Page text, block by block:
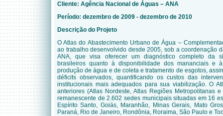
Cliente: Agência Nacional de Águas – ANA
Período: dezembro de 2009 - dezembro de 2010
Descrição do Projeto
O Atlas do Abastecimento Urbano de Água –
ao trabalho desenvolvido desde 2005, sob a coordenação
ANA, que visa oferecer um diagnóstico completo da
brasileiros quanto à disponibilidade dos mananciais e
produção de água e de coleta e tratamento de esgotos,
déficits observados, quantificando os custos das
institucionais mais adequados para sua viabilização. O
anteriores (Atlas Nordeste, Atlas Regiões Metropolitanas
remanescente de 2.602 sedes municipais situadas em 16
Espírito Santo, Goiás, Maranhão, Minas Gerais, Mato
Paraná, Rio de Janeiro, Rondônia, Roraima, São Paulo e